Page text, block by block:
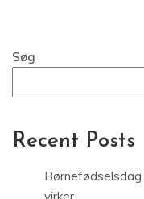
Søg
Recent Posts